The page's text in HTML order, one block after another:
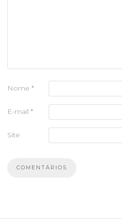
Nome *
E-mail *
Site